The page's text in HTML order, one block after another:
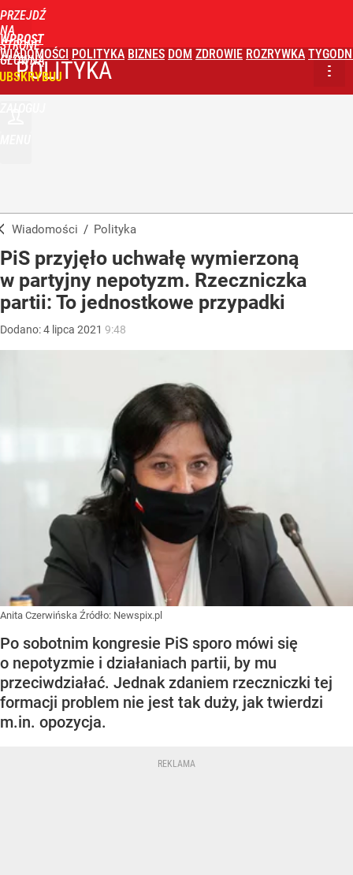
PRZEJDŹ
NA
STRONĘ
GŁÓWNĄ
WPROST
WIADOMOŚCI POLITYKA BIZNES DOM ZDROWIE ROZRYWKA
POLITYKA
Wiadomości / Polityka
PiS przyjęło uchwałę wymierzoną
w partyjny nepotyzm. Rzeczniczka
partii: To jednostkowe przypadki
Dodano:4 lipca 2021 9:48
Anita Czerwińska Źródło: Newspix.pl
Po sobotnim kongresie PiS sporo mówi się
o nepotyzmie i działaniach partii, by mu
przeciwdziałać. Jednak zdaniem rzeczniczki tej
formacji problem nie jest tak duży, jak twierdzi
m.in. opozycja.